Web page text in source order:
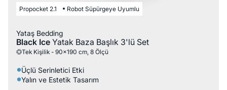
Propocket 2.1 Robot Süpürgeye Uyumlu
Yataş Bedding
Black Ice Yatak Baza Başlık 3'lü Set
Tek Kişilik - 90x190 cm, 8 Ölçü
Üçlü Serinletici Etki
Yalın ve Estetik Tasarım